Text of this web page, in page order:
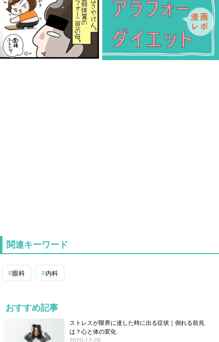
関連キーワード
眼科 内科
おすすめ記事
ストレスが限界に達した時に出る症状｜倒れる前兆
は？心と体の変化
2020-12-28